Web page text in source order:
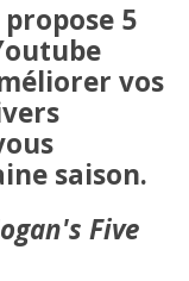
5
vos
saison.
Five